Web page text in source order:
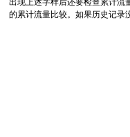
出现上述字样后还要检查累计流
的累计流量比较。如果历史记录